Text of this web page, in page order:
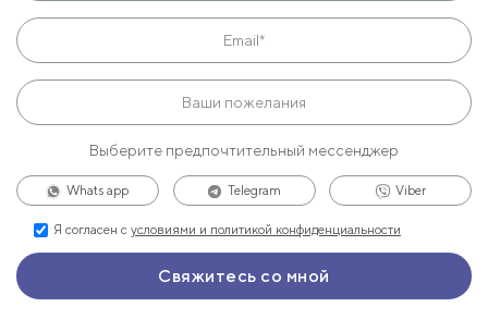
Выберите предпочтительный мессенджер
Whats app Telegram Viber
Я согласен с условиями и политикой конфиденциальности